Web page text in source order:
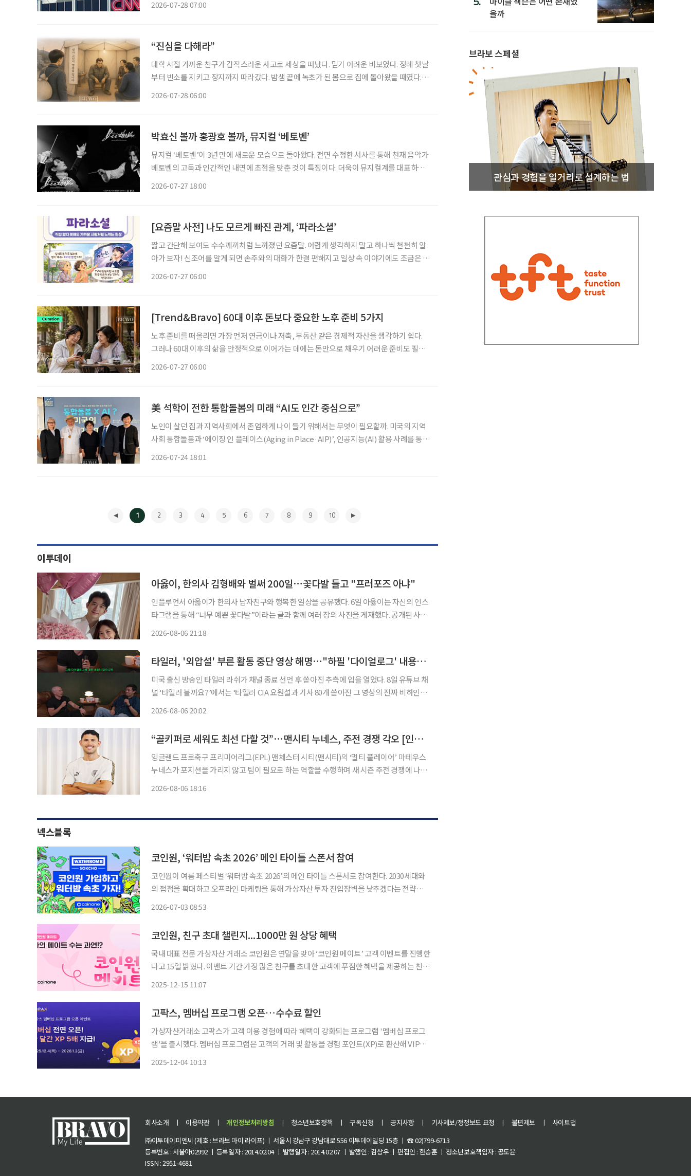
2026-07-28 07:00
“진심을 다해라”
대학 시절 가까운 친구가 갑작스러운 사고로 세상을 떠났다. 믿기 어려운 비보였다. 장례 첫날
부터 빈소를 지키고 장지까지 따라갔다. 밤샘 끝에 녹초가 된 몸으로 집에 돌아왔을 때였다. 아
2026-07-28 06:00
박효신 볼까 홍광호 볼까, 뮤지컬 ‘베토벤’
뮤지컬 ‘베토벤’이 3년 만에 새로운 모습으로 돌아왔다. 전면 수정한 서사를 통해 천재 음악가
베토벤의 고독과 인간적인 내면에 초점을 맞춘 것이 특징이다. 더욱이 뮤지컬계를 대표하는
2026-07-27 18:00
[요즘말 사전] 나도 모르게 빠진 관계, ‘파라소셜’
짧고 간단해 보여도 수수께끼처럼 느껴졌던 요즘말. 어렵게 생각하지 말고 하나씩 천천히 알
아가 보자! 신조어를 알게 되면 손주와의 대화가 한결 편해지고 일상 속 이야기에도 조금은 젊
2026-07-27 06:00
[Trend&Bravo] 60대 이후 돈보다 중요한 노후 준비 5가지
노후 준비를 떠올리면 가장 먼저 연금이나 저축, 부동산 같은 경제적 자산을 생각하기 쉽다.
그러나 60대 이후의 삶을 안정적으로 이어가는 데에는 돈만으로 채우기 어려운 준비도 필요
2026-07-27 06:00
美 석학이 전한 통합돌봄의 미래 “AI도 인간 중심으로”
노인이 살던 집과 지역사회에서 존엄하게 나이 들기 위해서는 무엇이 필요할까. 미국의 지역
사회 통합돌봄과 ‘에이징 인 플레이스(Aging in Place·AIP)’, 인공지능(AI) 활용 사례를 통해
2026-07-24 18:01
1 2 3 4 5 6 7 8 9 10
이투데이
아옳이, 한의사 김형배와 벌써 200일⋯꽃다발 들고 "프러포즈 아냐"
인플루언서 아옳이가 한의사 남자친구와 행복한 일상을 공유했다. 6일 아옳이는 자신의 인스
타그램을 통해 “너무 예쁜 꽃다발”이라는 글과 함께 여러 장의 사진을 게재했다. 공개된 사진
2026-08-06 21:18
타일러, '외압설' 부른 활동 중단 영상 해명⋯"하필 '다이얼로그' 내용이라"
미국 출신 방송인 타일러 라쉬가 채널 종료 선언 후 쏟아진 추측에 입을 열었다. 8일 유튜브 채
널 ‘타일러 볼까요?’에서는 ‘타일러 CIA 요원설과 기사 80개 쏟아진 그 영상의 진짜 비하인
2026-08-06 20:02
“골키퍼로 세워도 최선 다할 것”⋯맨시티 누네스, 주전 경쟁 각오 [인터뷰]
잉글랜드 프로축구 프리미어리그(EPL) 맨체스터 시티(맨시티)의 ‘멀티 플레이어’ 마테우스
누네스가 포지션을 가리지 않고 팀이 필요로 하는 역할을 수행하며 새 시즌 주전 경쟁에 나서
2026-08-06 18:16
넥스블록
코인원, ‘워터밤 속초 2026’ 메인 타이틀 스폰서 참여
코인원이 여름 페스티벌 ‘워터밤 속초 2026’의 메인 타이틀 스폰서로 참여한다. 2030세대와
의 접점을 확대하고 오프라인 마케팅을 통해 가상자산 투자 진입장벽을 낮추겠다는 전략이
2026-07-03 08:53
코인원, 친구 초대 챌린지...1000만 원 상당 혜택
국내 대표 전문 가상자산 거래소 코인원은 연말을 맞아 ‘코인원 메이트’ 고객 이벤트를 진행한
다고 15일 밝혔다. 이벤트 기간 가장 많은 친구를 초대한 고객에 푸짐한 혜택을 제공하는 친구
2025-12-15 11:07
고팍스, 멤버십 프로그램 오픈…수수료 할인
가상자산거래소 고팍스가 고객 이용 경험에 따라 혜택이 강화되는 프로그램 '멤버십 프로그
램'을 출시했다. 멤버십 프로그램은 고객의 거래 및 활동을 경험 포인트(XP)로 환산해 VIP1
2025-12-04 10:13
을까
브라보 스페셜
관심과 경험을 일거리로 설계하는 법
회사소개 ㅣ 이용약관 ㅣ 개인정보처리방침 ㅣ 청소년보호정책 ㅣ 구독신청 ㅣ 공지사항 ㅣ 기사제보/정정보도 요청 ㅣ 불편제보 ㅣ
사이트맵
㈜이투데이피엔씨 (제호 : 브라보 마이 라이프) ㅣ 서울시 강남구 강남대로 556 이투데이빌딩 15층 ㅣ ☎ 02)799-6713
등록번호 : 서울아02992 ㅣ 등록일자 : 2014.02.04 ㅣ 발행일자 : 2014.02.07 ㅣ 발행인 : 김상우 ㅣ 편집인 : 한승훈 ㅣ 청소년보호책임자 : 공도윤
ISSN : 2951-4681